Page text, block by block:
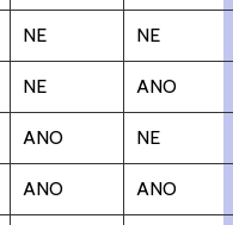
NE NE
NE ANO
ANO NE
ANO ANO